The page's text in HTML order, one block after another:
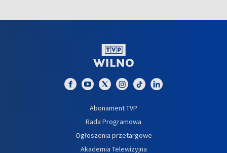
Abonament TVP
Rada Programowa
Ogłoszenia przetargowe
Akademia Telewizyjna